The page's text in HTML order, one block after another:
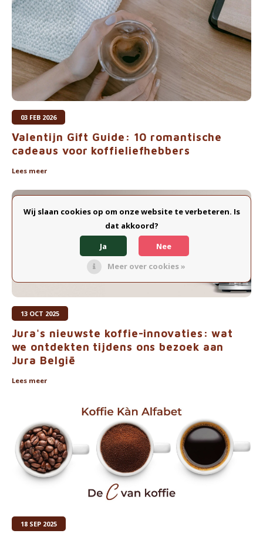
03 FEB 2026
Valentijn Gift Guide: 10 romantische
cadeaus voor koffieliefhebbers
Lees meer
13 OCT 2025
Jura's nieuwste koffie-innovaties: wat
we ontdekten tijdens ons bezoek aan
Jura België
Lees meer
18 SEP 2025
Wij slaan cookies op om onze website te verbeteren. Is
dat akkoord?
Ja
Nee
Meer over cookies »